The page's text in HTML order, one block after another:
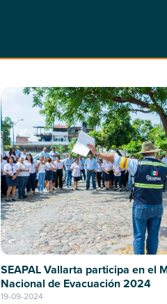
SEAPAL Vallarta participa en el
Nacional de Evacuación 2024
19-09-2024